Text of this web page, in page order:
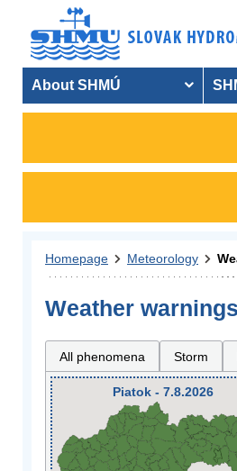
About SHMÚ
Homepage Meteorology
Weather warnings
All phenomena Storm
Piatok - 7.8.2026